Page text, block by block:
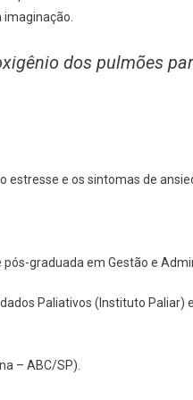
dos pulmões
estresse e os sintomas de
graduada em Gestão e
Paliativos (Instituto
– ABC/SP).